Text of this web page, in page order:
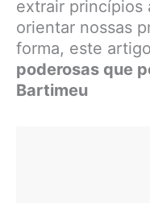
extrair princípios
orientar nossas
forma, este
poderosas que
Bartimeu